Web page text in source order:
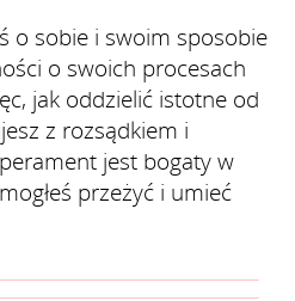
o sobie i swoim sposobie
o swoich procesach
jak oddzielić istotne od
z rozsądkiem i
jest bogaty w
przeżyć i umieć